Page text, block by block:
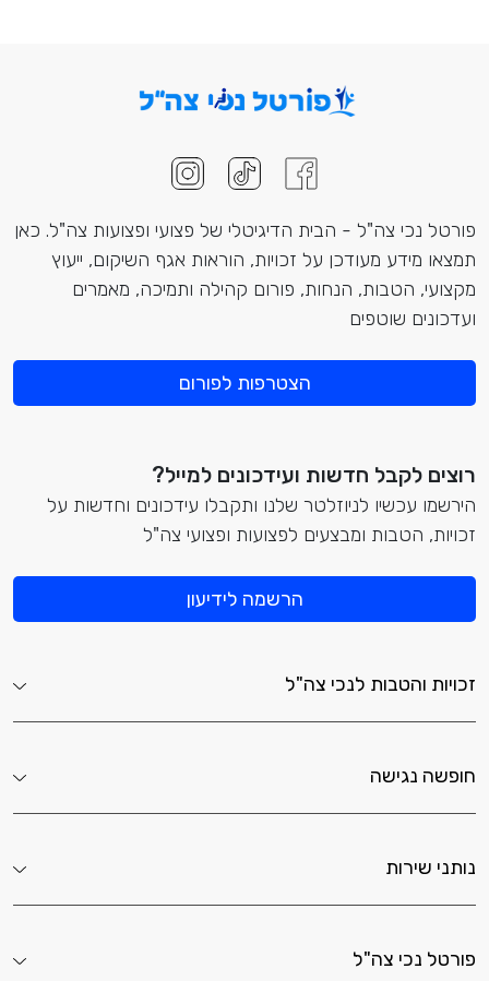
פורטל נכי צה"ל - הבית הדיגיטלי של פצועי ופצועות צה"ל. כאן
תמצאו מידע מעודכן על זכויות, הוראות אגף השיקום, ייעוץ
מקצועי, הטבות, הנחות, פורום קהילה ותמיכה, מאמרים
ועדכונים שוטפים
הצטרפות לפורום
רוצים לקבל חדשות ועידכונים למייל?
הירשמו עכשיו לניוזלטר שלנו ותקבלו עידכונים וחדשות על
זכויות, הטבות ומבצעים לפצועות ופצועי צה"ל
הרשמה לידיעון
זכויות והטבות לנכי צה"ל
חופשה נגישה
נותני שירות
פורטל נכי צה"ל